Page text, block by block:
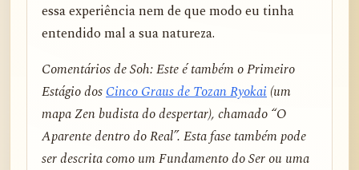
essa experiência nem de que modo eu tinha
entendido mal a sua natureza.
Comentários de Soh: Este é também o Primeiro
Estágio dosCinco Graus de Tozan Ryokai (um
mapa Zen budista do despertar), chamado “O
Aparente dentro do Real”. Esta fase também pode
ser descrita como um Fundamento do Ser ou uma